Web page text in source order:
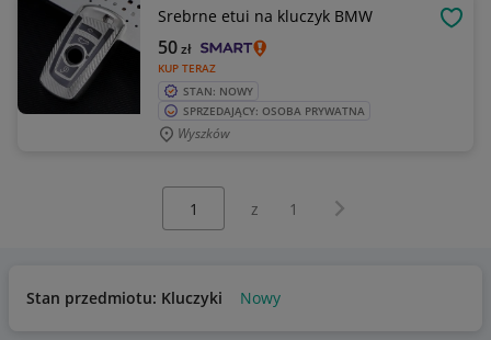
Srebrne etui na kluczyk BMW
KUP TERAZ
50zł
STAN: NOWY
SPRZEDAJĄCY: OSOBA PRYWATNA
Wyszków
z 1 Następna strona
Stan przedmiotu: Kluczyki Nowy